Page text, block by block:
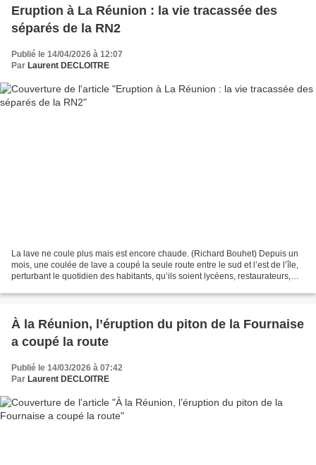
Eruption à La Réunion : la vie tracassée des
séparés de la RN2
Publié le 14/04/2026 à 12:07
Par Laurent DECLOITRE
La lave ne coule plus mais est encore chaude. (Richard Bouhet) Depuis un
mois, une coulée de lave a coupé la seule route entre le sud et l’est de l’île,
perturbant le quotidien des habitants, qu’ils soient lycéens, restaurateurs,
À la Réunion, l’éruption du piton de la Fournaise
a coupé la route
Publié le 14/03/2026 à 07:42
Par Laurent DECLOITRE